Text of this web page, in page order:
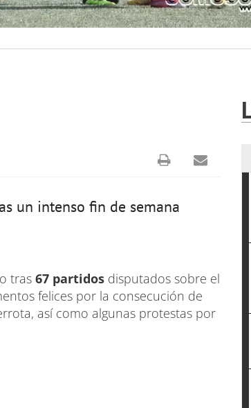
un intenso fin de semana
tras 67 partidos disputados sobre el
felices por la consecución de
así como algunas protestas por